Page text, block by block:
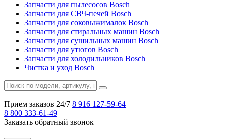
Запчасти для пылесосов Bosch
Запчасти для СВЧ-печей Bosch
Запчасти для соковыжималок Bosch
Запчасти для стиральных машин Bosch
Запчасти для сушильных машин Bosch
Запчасти для утюгов Bosch
Запчасти для холодильников Bosch
Чистка и уход Bosch
Прием заказов 24/7 8 916 127-59-64
8 800 333-61-49
Заказать обратный звонок